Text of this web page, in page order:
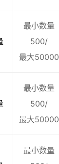
最小数量
500/
最大50000
最小数量
500/
最大50000
最小数量